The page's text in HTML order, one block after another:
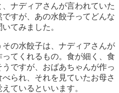
、ナディアさんが言われていた
すが、あの水餃子ってどんな
てみました。
の水餃子は、ナディアさんが
てくれるもの。食が細く、食
ですが、おばあちゃんが作っ
られ、それを見ていたお母さ
ているといいます。